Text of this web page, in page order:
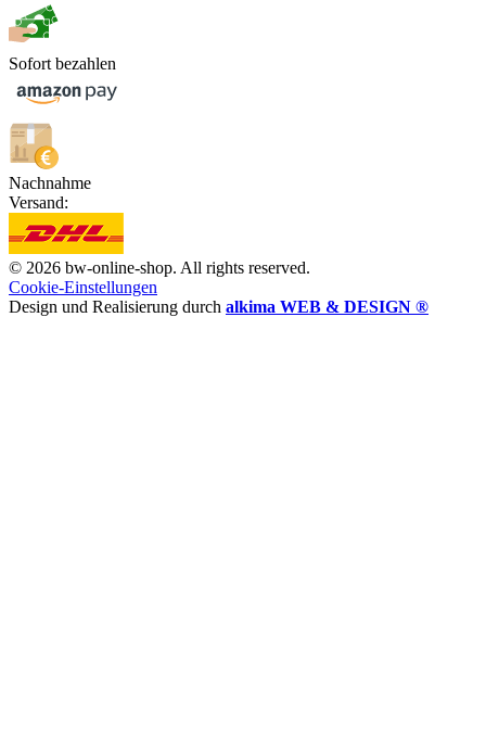
Sofort bezahlen
Nachnahme
Versand:
© 2026 bw-online-shop. All rights reserved.
Cookie-Einstellungen
Design und Realisierung durch alkima WEB & DESIGN ®